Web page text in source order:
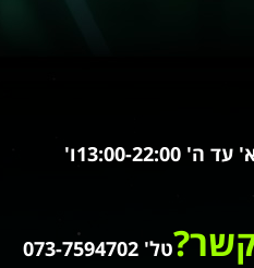
עד ה' 13:00-22:00
ו'
קשר?טל' 073-7594702